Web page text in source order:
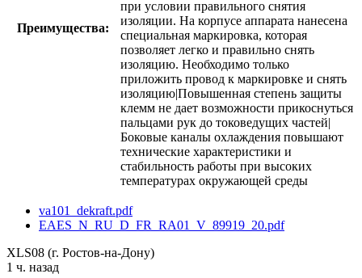
Преимущества:
при условии правильного снятия
изоляции. На корпусе аппарата нанесена
специальная маркировка, которая
позволяет легко и правильно снять
изоляцию. Необходимо только
приложить провод к маркировке и снять
изоляцию|Повышенная степень защиты
клемм не дает возможности прикоснуться
пальцами рук до токоведущих частей|
Боковые каналы охлаждения повышают
технические характеристики и
стабильность работы при высоких
температурах окружающей среды
va101_dekraft.pdf
EAES_N_RU_D_FR_RA01_V_89919_20.pdf
XLS08 (г. Ростов-на-Дону)
1 ч. назад